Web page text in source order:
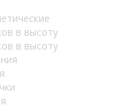
в высоту
в высоту